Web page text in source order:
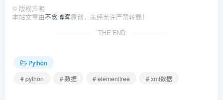
© 版权声明
本站文章由不念博客原创，未经允许严禁转载！
THE END
Python
# python
# 数据 # elementtree # xml数据